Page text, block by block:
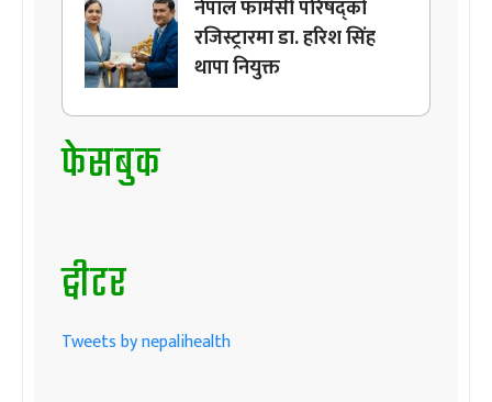
नेपाल फार्मेसी परिषद्को
रजिस्ट्रारमा डा. हरिश सिंह
थापा नियुक्त
फेसबुक
ट्वीटर
Tweets by nepalihealth